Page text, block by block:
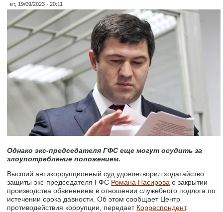
вт, 19/09/2023 - 20:11
Однако экс-председателя ГФС еще могут осудить за
злоупотребление положением.
Высший антикоррупционный суд удовлетворил ходатайство
защиты экс-председателя ГФС Романа Насирова о закрытии
производства обвинением в отношении служебного подлога по
истечении срока давности. Об этом сообщает Центр
противодействия коррупции, передает Корреспондент.